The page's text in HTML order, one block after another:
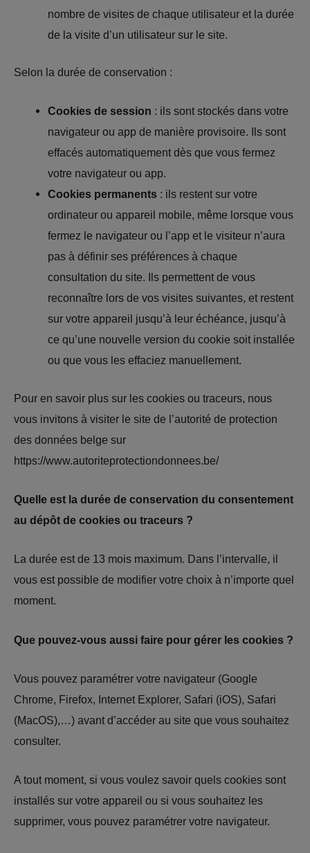
nombre de visites de chaque utilisateur et la durée
de la visite d’un utilisateur sur le site.
Selon la durée de conservation :
Cookies de session : ils sont stockés dans votre
navigateur ou app de manière provisoire. Ils sont
effacés automatiquement dès que vous fermez
votre navigateur ou app.
Cookies permanents : ils restent sur votre
ordinateur ou appareil mobile, même lorsque vous
fermez le navigateur ou l’app et le visiteur n’aura
pas à définir ses préférences à chaque
consultation du site. Ils permettent de vous
reconnaître lors de vos visites suivantes, et restent
sur votre appareil jusqu’à leur échéance, jusqu’à
ce qu’une nouvelle version du cookie soit installée
ou que vous les effaciez manuellement.
Pour en savoir plus sur les cookies ou traceurs, nous
vous invitons à visiter le site de l’autorité de protection
des données belge sur
https://www.autoriteprotectiondonnees.be/
Quelle est la durée de conservation du consentement
au dépôt de cookies ou traceurs ?
La durée est de 13 mois maximum. Dans l’intervalle, il
vous est possible de modifier votre choix à n’importe quel
moment.
Que pouvez-vous aussi faire pour gérer les cookies ?
Vous pouvez paramétrer votre navigateur (Google
Chrome, Firefox, Internet Explorer, Safari (iOS), Safari
(MacOS),…) avant d’accéder au site que vous souhaitez
consulter.
A tout moment, si vous voulez savoir quels cookies sont
installés sur votre appareil ou si vous souhaitez les
supprimer, vous pouvez paramétrer votre navigateur.